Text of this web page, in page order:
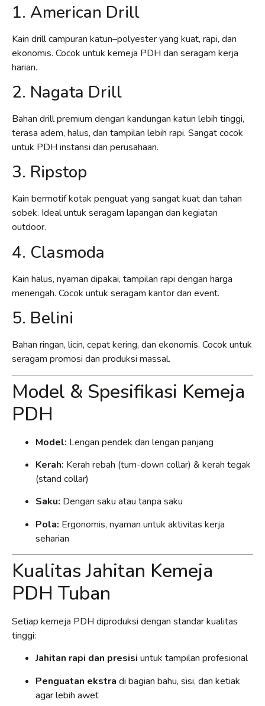
1. American Drill
Kain drill campuran katun–polyester yang kuat, rapi, dan
ekonomis. Cocok untuk kemeja PDH dan seragam kerja
harian.
2. Nagata Drill
Bahan drill premium dengan kandungan katun lebih tinggi,
terasa adem, halus, dan tampilan lebih rapi. Sangat cocok
untuk PDH instansi dan perusahaan.
3. Ripstop
Kain bermotif kotak penguat yang sangat kuat dan tahan
sobek. Ideal untuk seragam lapangan dan kegiatan
outdoor.
4. Clasmoda
Kain halus, nyaman dipakai, tampilan rapi dengan harga
menengah. Cocok untuk seragam kantor dan event.
5. Belini
Bahan ringan, licin, cepat kering, dan ekonomis. Cocok untuk
seragam promosi dan produksi massal.
Model & Spesifikasi Kemeja
PDH
Model: Lengan pendek dan lengan panjang
Kerah: Kerah rebah (turn-down collar) & kerah tegak
(stand collar)
Saku: Dengan saku atau tanpa saku
Pola: Ergonomis, nyaman untuk aktivitas kerja
seharian
Kualitas Jahitan Kemeja
PDH Tuban
Setiap kemeja PDH diproduksi dengan standar kualitas
tinggi:
Jahitan rapi dan presisi untuk tampilan profesional
Penguatan ekstra di bagian bahu, sisi, dan ketiak
agar lebih awet